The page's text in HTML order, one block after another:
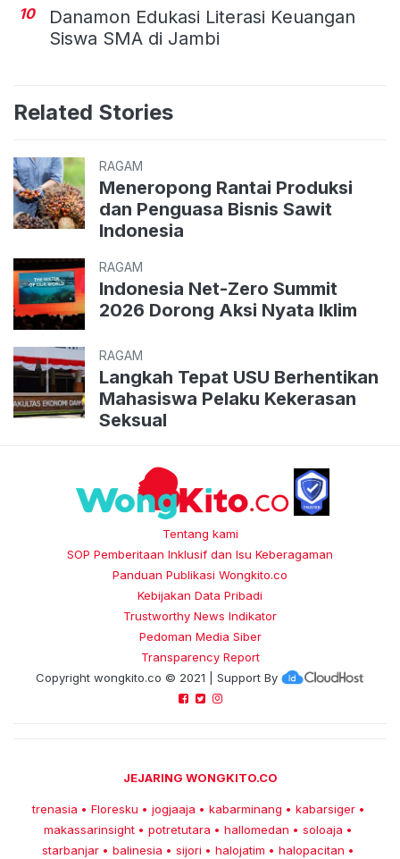
10
Danamon Edukasi Literasi Keuangan
Siswa SMA di Jambi
Related Stories
RAGAM
Meneropong Rantai Produksi
dan Penguasa Bisnis Sawit
Indonesia
RAGAM
Indonesia Net-Zero Summit
2026 Dorong Aksi Nyata Iklim
RAGAM
Langkah Tepat USU Berhentikan
Mahasiswa Pelaku Kekerasan
Seksual
Tentang kami
SOP Pemberitaan Inklusif dan Isu Keberagaman
Panduan Publikasi Wongkito.co
Kebijakan Data Pribadi
Trustworthy News Indikator
Pedoman Media Siber
Transparency Report
Copyright wongkito.co © 2021 | Support By
JEJARING WONGKITO.CO
trenasia • Floresku • jogjaaja • kabarminang • kabarsiger •
makassarinsight • potretutara • hallomedan • soloaja •
starbanjar • balinesia • sijori • halojatim • halopacitan •